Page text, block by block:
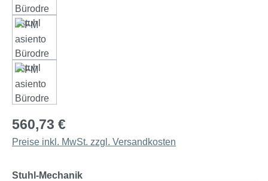
560,73 €
Preise inkl. MwSt. zzgl. Versandkosten
Stuhl-Mechanikauswählen